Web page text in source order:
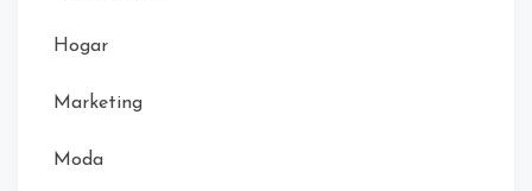
Hogar
Marketing
Moda